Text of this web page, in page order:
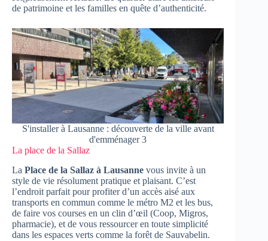
de patrimoine et les familles en quête d’authenticité.
S'installer à Lausanne : découverte de la ville avant
d'emménager 3
La place de la Sallaz
La Place de la Sallaz à Lausanne vous invite à un
style de vie résolument pratique et plaisant. C’est
l’endroit parfait pour profiter d’un accès aisé aux
transports en commun comme le métro M2 et les bus,
de faire vos courses en un clin d’œil (Coop, Migros,
pharmacie), et de vous ressourcer en toute simplicité
dans les espaces verts comme la forêt de Sauvabelin.